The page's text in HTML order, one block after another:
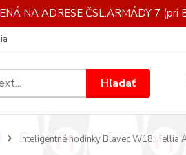
NA ADRESE ČSL.ARMÁDY 7
Hľadať
Inteligentné hodinky Blavec W18 Hellia